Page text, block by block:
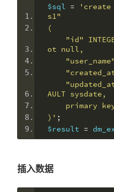
$sql =
s1"
(
ot null,
AULT sysdate,
primary
)' ;
$result =
插入数据